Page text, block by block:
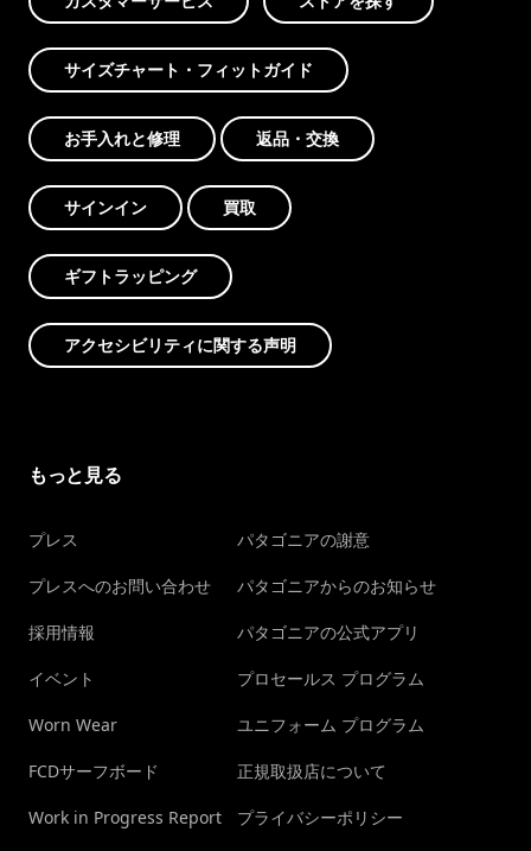
サイズチャート・フィットガイド
お手入れと修理 返品・交換
サインイン 買取
ギフトラッピング
アクセシビリティに関する声明
もっと見る
プレス
プレスへのお問い合わせ
採用情報
イベント
Worn Wear
FCDサーフボード
Work in Progress Report
パタゴニアの謝意
パタゴニアからのお知らせ
パタゴニアの公式アプリ
プロセールス プログラム
ユニフォーム プログラム
正規取扱店について
プライバシーポリシー